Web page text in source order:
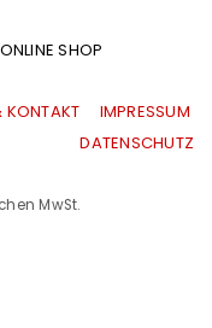
SHOP
KONTAKT
IMPRESSUM
|DATENSCHUTZ
MwSt.